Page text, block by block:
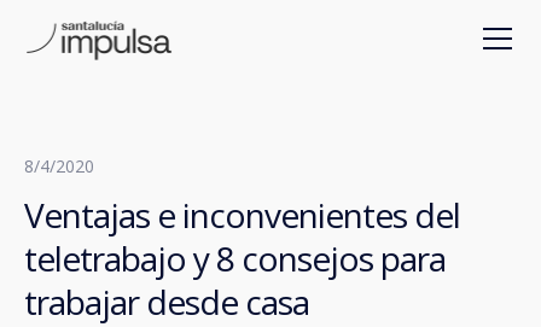
8/4/2020
Ventajas e inconvenientes del
teletrabajo y 8 consejos para
trabajar desde casa